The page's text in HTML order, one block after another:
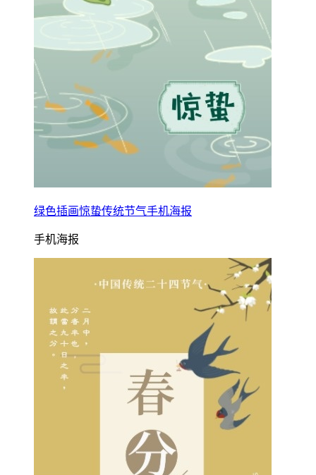
绿色插画惊蛰传统节气手机海报
手机海报